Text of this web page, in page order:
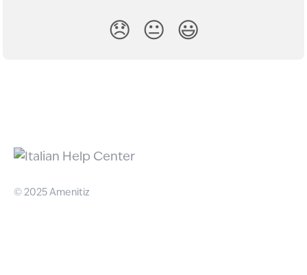
😞 😐 😃
© 2025 Amenitiz